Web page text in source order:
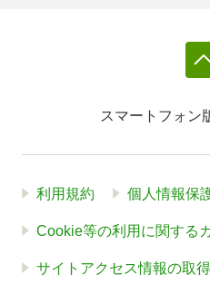
スマートフォン
利用規約 個人情報保
Cookie等の利用に関する
サイトアクセス情報の取